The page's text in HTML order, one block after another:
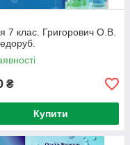
7 клас. Григорович О.В.
₴
Купити